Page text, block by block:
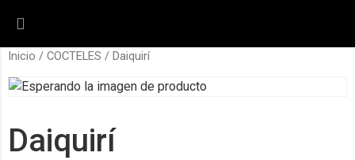
Inicio / COCTELES / Daiquirí
Daiquirí